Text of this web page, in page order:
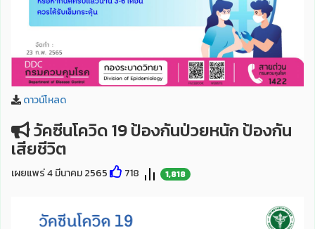
ดาวน์โหลด
วัคซีนโควิด 19 ป้องกันป่วยหนัก ป้องกัน
เสียชีวิต
เผยแพร่ 4 มีนาคม 2565 718 1,818